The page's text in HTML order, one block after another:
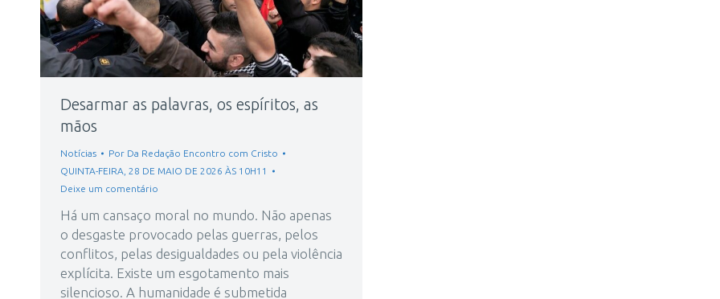
Desarmar as palavras, os espíritos, as
mãos
Notícias Por Da Redação Encontro com Cristo
QUINTA-FEIRA, 28 DE MAIO DE 2026 ÀS 10H11
Deixe um comentário
Há um cansaço moral no mundo. Não apenas
o desgaste provocado pelas guerras, pelos
conflitos, pelas desigualdades ou pela violência
explícita. Existe um esgotamento mais
silencioso. A humanidade é submetida